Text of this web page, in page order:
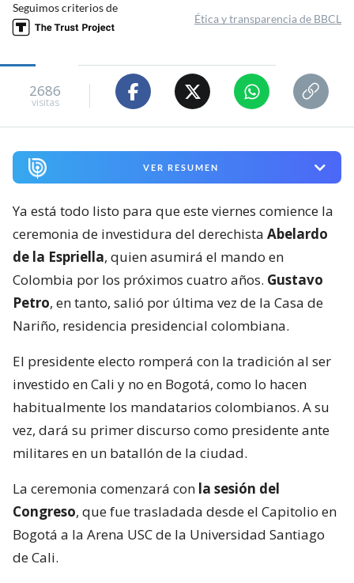
Seguimos criterios de
Ética y transparencia de BBCL
2686
visitas
VER RESUMEN
Ya está todo listo para que este viernes comience la
ceremonia de investidura del derechista Abelardo
de la Espriella, quien asumirá el mando en
Colombia por los próximos cuatro años. Gustavo
Petro, en tanto, salió por última vez de la Casa de
Nariño, residencia presidencial colombiana.
El presidente electo romperá con la tradición al ser
investido en Cali y no en Bogotá, como lo hacen
habitualmente los mandatarios colombianos. A su
vez, dará su primer discurso como presidente ante
militares en un batallón de la ciudad.
La ceremonia comenzará con la sesión del
Congreso, que fue trasladada desde el Capitolio en
Bogotá a la Arena USC de la Universidad Santiago
de Cali.